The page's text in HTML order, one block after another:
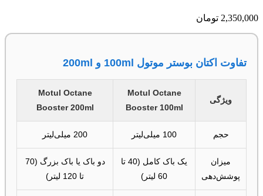
2,350,000 تومان
تفاوت اکتان بوستر موتول 100ml و 200ml
ویژگی
Motul Octane
Booster 100ml
Motul Octane
Booster 200ml
حجم 100 میلی‌لیتر 200 میلی‌لیتر
میزان
پوشش‌دهی
یک باک کامل (40 تا
60 لیتر)
دو باک یا باک بزرگ (70
تا 120 لیتر)